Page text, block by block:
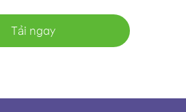
Tải ngay